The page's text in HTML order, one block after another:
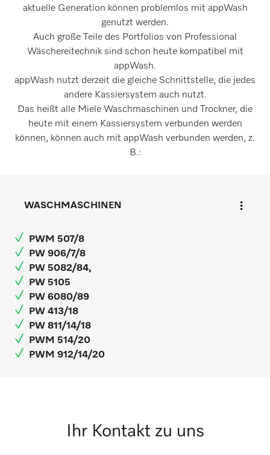
aktuelle Generation können problemlos mit appWash
genutzt werden.
Auch große Teile des Portfolios von Professional
Wäschereitechnik sind schon heute kompatibel mit
appWash.
appWash nutzt derzeit die gleiche Schnittstelle, die jedes
andere Kassiersystem auch nutzt.
Das heißt alle Miele Waschmaschinen und Trockner, die
heute mit einem Kassiersystem verbunden werden
können, können auch mit appWash verbunden werden, z.
B.:
WASCHMASCHINEN
PWM 507/8
PW 906/7/8
PW 5082/84,
PW 5105
PW 6080/89
PW 413/18
PW 811/14/18
PWM 514/20
PWM 912/14/20
Ihr Kontakt zu uns